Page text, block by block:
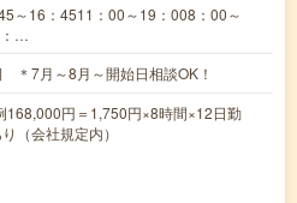
～16：4511：00～19：008：00～
：…
＊7月～8月～開始日相談OK！
168,000円＝1,750円×8時間×12日勤
（会社規定内）